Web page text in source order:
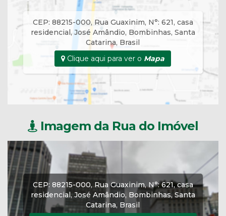
CEP: 88215-000, Rua Guaxinim, N°: 621, casa
residencial , José Amândio, Bombinhas, Santa
Catarina, Brasil
Clique aqui para ver o Mapa
Imagem da Rua do Imóvel
CEP: 88215-000,Rua Guaxinim,N°:621,casa
residencial,José Amândio, Bombinhas, Santa
Catarina, Brasil